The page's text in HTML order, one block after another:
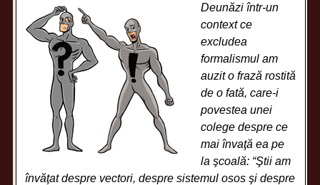
Deunăzi într-un
context ce
excludea
formalismul am
auzit o frază rostită
de o fată, care-i
povestea unei
colege despre ce
mai învaţă ea pe
la şcoală: “Ştii am
învăţat despre vectori, despre sistemul osos şi despre